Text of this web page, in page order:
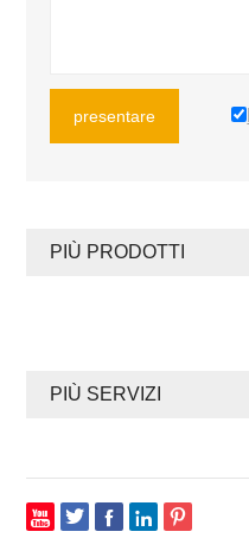
presentare
PIÙ PRODOTTI
PIÙ SERVIZI
    